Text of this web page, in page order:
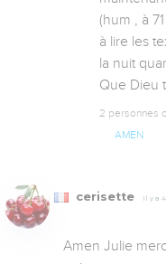
(hum , à
à lire les
la nuit
Que Dieu
2 personnes
AMEN
cerisette Il y a
Amen Julie